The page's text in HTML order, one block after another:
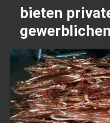
bieten
gewerblichen